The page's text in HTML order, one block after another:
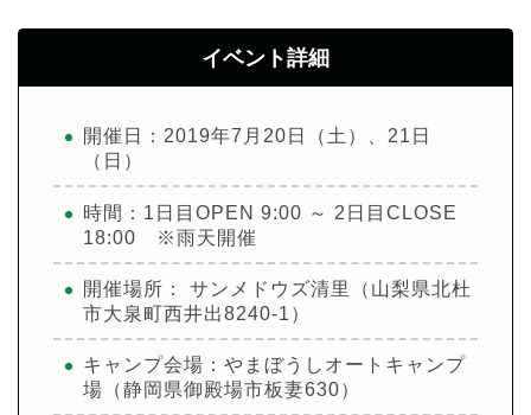
イベント詳細
開催日：2019年7月20日（土）、21日
（日）
時間：1日目OPEN 9:00 ～ 2日目CLOSE
18:00 ※雨天開催
開催場所： サンメドウズ清里（山梨県北杜
市大泉町西井出8240-1）
キャンプ会場：やまぼうしオートキャンプ
場（静岡県御殿場市板妻630）